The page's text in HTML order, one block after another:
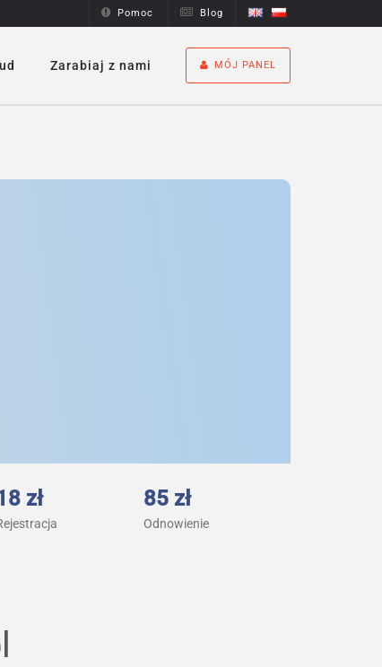
Pomoc Blog
Zarabiaj z nami MÓJ PANEL
zł 85 zł
Odnowienie